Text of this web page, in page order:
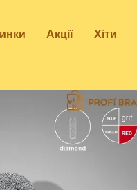
Акції Хіти